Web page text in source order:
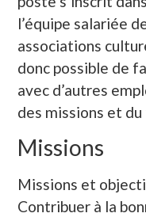
l’équipe salariée
associations
donc possible de
avec d’autres
des missions et
Missions
Missions et
Contribuer à la